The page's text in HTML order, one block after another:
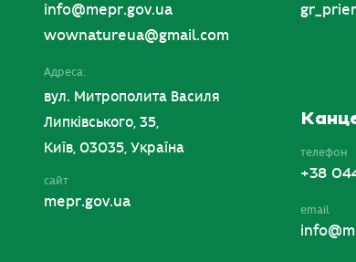
info@mepr.gov.ua
wownatureua@gmail.com
Адреса:
вул. Митрополита Василя
Липківського, 35,
Київ, 03035, Україна
сайт
mepr.gov.ua
телефон
+38
email